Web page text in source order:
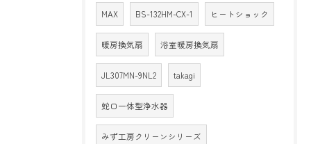
MAX BS-132HM-CX-1 ヒートショック
暖房換気扇 浴室暖房換気扇
JL307MN-9NL2 takagi
蛇口一体型浄水器
みず工房クリーンシリーズ